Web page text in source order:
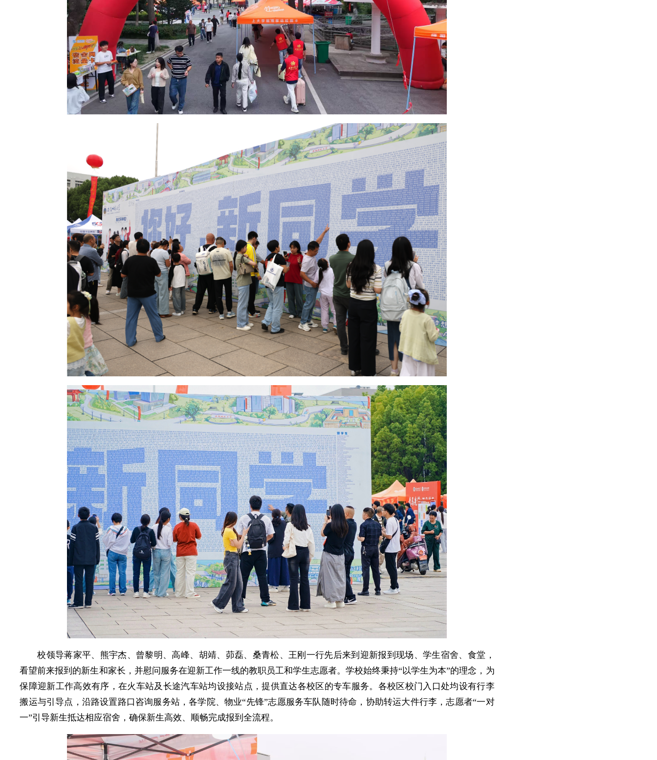
校领导蒋家平、熊宇杰、曾黎明、高峰、胡靖、茆磊、桑青松、王刚一行先后来到迎新报到现场、学生宿舍、食堂，
看望前来报到的新生和家长，并慰问服务在迎新工作一线的教职员工和学生志愿者。学校始终秉持“以学生为本”的理念，为
保障迎新工作高效有序，在火车站及长途汽车站均设接站点，提供直达各校区的专车服务。各校区校门入口处均设有行李
搬运与引导点，沿路设置路口咨询服务站，各学院、物业“先锋”志愿服务车队随时待命，协助转运大件行李，志愿者“一对
一”引导新生抵达相应宿舍，确保新生高效、顺畅完成报到全流程。